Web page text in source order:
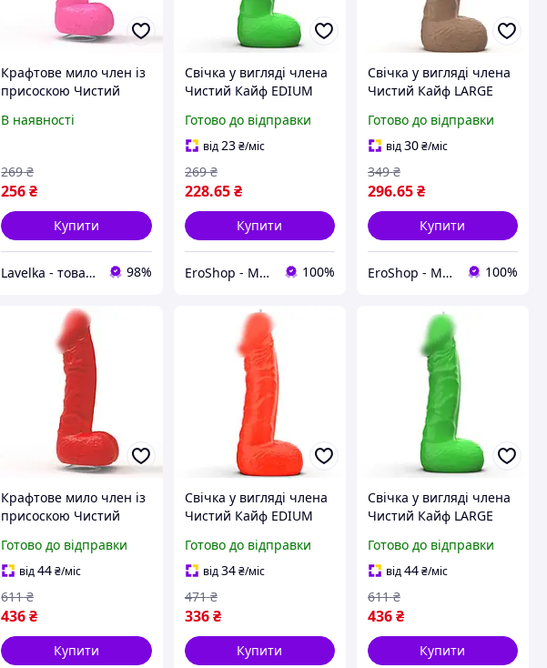
Крафтове мило член із
присоскою Чистий
MEDIUM ( SX2307 )(11)
В наявності
256₴
269 ₴
Купити
Lavelka - товари для задоволення 98%
Свічка у вигляді члена
Чистий Кайф EDIUM
SX1574 )(11)
Готово до відправки
від 23 ₴/міс
228.65 ₴
269 ₴
Купити
EroShop - Магазин товарів для дорослих 100%
Свічка у вигляді члена
Чистий Кайф LARGE
SX1578 )
Готово до відправки
від30₴/міс
296.65₴
349 ₴
Купити
EroShop - Магазин товарів для дорослих 100%
Крафтове мило член із
присоскою Чистий
LARGE (SX2316)
Готово до відправки
від44₴/міс
436₴
611 ₴
Купити
Свічка у вигляді члена
Чистий Кайф EDIUM
MEDIUM ( SX1573 )
Готово до відправки
від34 ₴/міс
336 ₴
471 ₴
Купити
Свічка у вигляді члена
Чистий Кайф LARGE
SX1582 )
Готово до відправки
від44₴/міс
436₴
611 ₴
Купити